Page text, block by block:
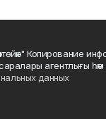
Копирование
саралары агентлығы
данных